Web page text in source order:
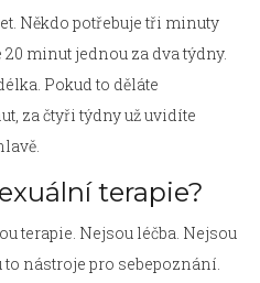
Někdo potřebuje tři minuty
minut jednou za dva týdny.
Pokud to děláte
za čtyři týdny už uvidíte
terapie?
terapie. Nejsou léčba. Nejsou
nástroje pro sebepoznání.